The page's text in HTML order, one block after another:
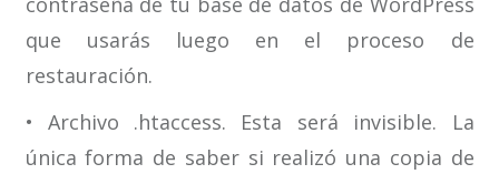
que usarás luego en el proceso de
restauración.
• Archivo .htaccess. Esta será invisible. La
única forma de saber si realizó una copia de